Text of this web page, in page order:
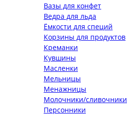
Вазы для конфет
Ведра для льда
Ёмкости для специй
Корзины для продуктов
Креманки
Кувшины
Масленки
Мельницы
Менажницы
Молочники/сливочники
Персонники